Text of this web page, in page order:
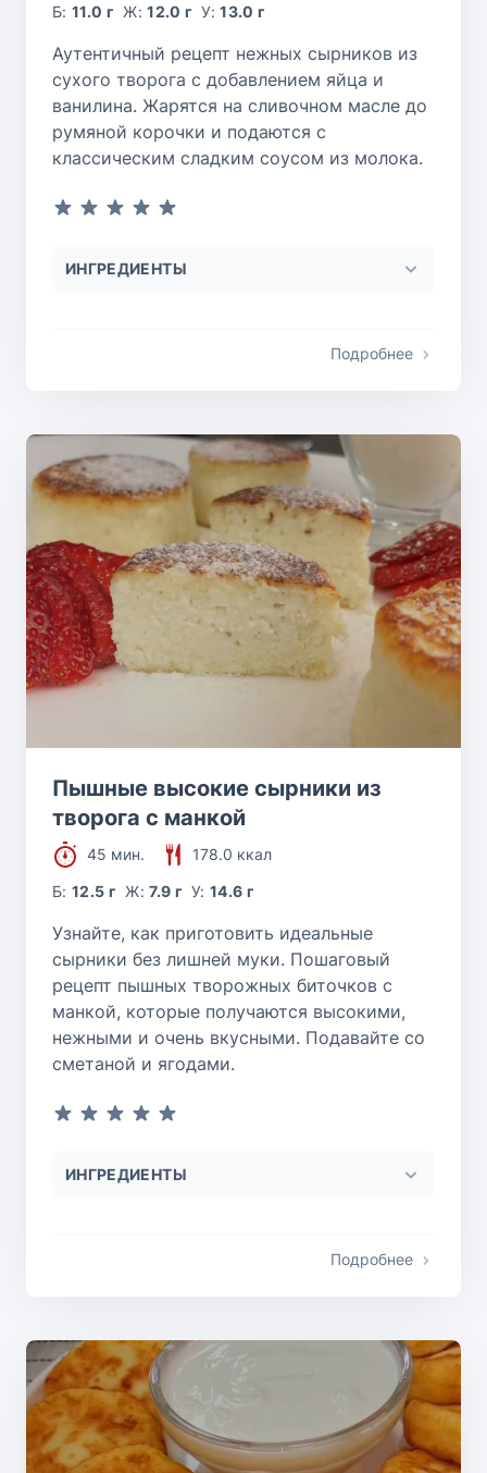
Б:11.0 г Ж:12.0 г У:13.0 г
Аутентичный рецепт нежных сырников из
сухого творога с добавлением яйца и
ванилина. Жарятся на сливочном масле до
румяной корочки и подаются с
классическим сладким соусом из молока.
ИНГРЕДИЕНТЫ
Подробнее
Пышные высокие сырники из
творога с манкой
45 мин.
178.0 ккал
Б:12.5 г Ж:7.9 г У:14.6 г
Узнайте, как приготовить идеальные
сырники без лишней муки. Пошаговый
рецепт пышных творожных биточков с
манкой, которые получаются высокими,
нежными и очень вкусными. Подавайте со
сметаной и ягодами.
ИНГРЕДИЕНТЫ
Подробнее